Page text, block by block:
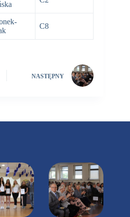
C8
NASTĘPNY